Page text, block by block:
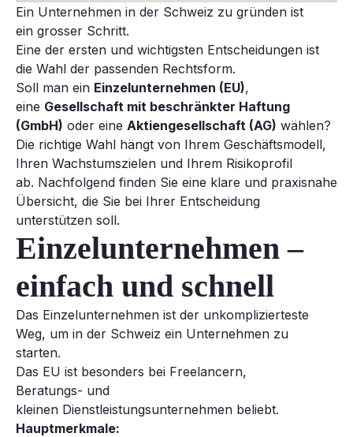
Ein Unternehmen in der Schweiz zu gründen ist
ein grosser Schritt.
Eine der ersten und wichtigsten Entscheidungen ist
die Wahl der passenden Rechtsform.
Soll man ein Einzelunternehmen (EU),
eine Gesellschaft mit beschränkter Haftung
(GmbH) oder eine Aktiengesellschaft (AG) wählen?
Die richtige Wahl hängt von Ihrem Geschäftsmodell,
Ihren Wachstumszielen und Ihrem Risikoprofil
ab. Nachfolgend finden Sie eine klare und praxisnahe
Übersicht, die Sie bei Ihrer Entscheidung
unterstützen soll.
Einzelunternehmen –
einfach und schnell
Das Einzelunternehmen ist der unkomplizierteste
Weg, um in der Schweiz ein Unternehmen zu
starten.
Das EU ist besonders bei Freelancern,
Beratungs- und
kleinen Dienstleistungsunternehmen beliebt.
Hauptmerkmale: